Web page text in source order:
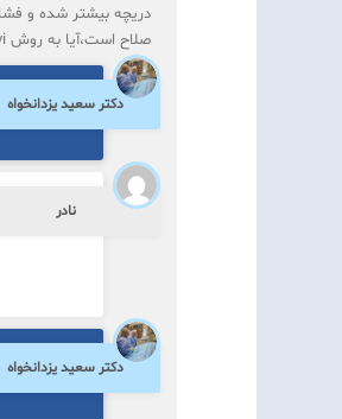
صلاح است،آیا به روش tavi میشه انجام داد.در ضمن مادرم دیابت و مقداری اضافه وزن دارد.ممنون از توجه شما
دکتر سعید یزدانخواه
نادر
دکتر سعید یزدانخواه